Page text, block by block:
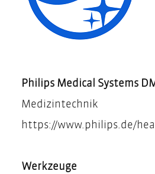
Philips Medical Systems
Medizintechnik
https://www.philips.de/
Werkzeuge